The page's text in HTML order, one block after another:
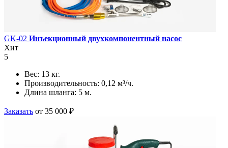
GK-02 Инъекционный двухкомпонентный насос
Хит
5
Вес: 13 кг.
Производительность: 0,12 м³/ч.
Длина шланга: 5 м.
Заказать от 35 000 ₽